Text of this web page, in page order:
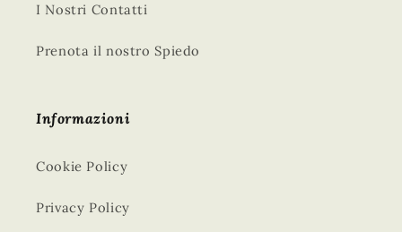
I Nostri Contatti
Prenota il nostro Spiedo
Informazioni
Cookie Policy
Privacy Policy